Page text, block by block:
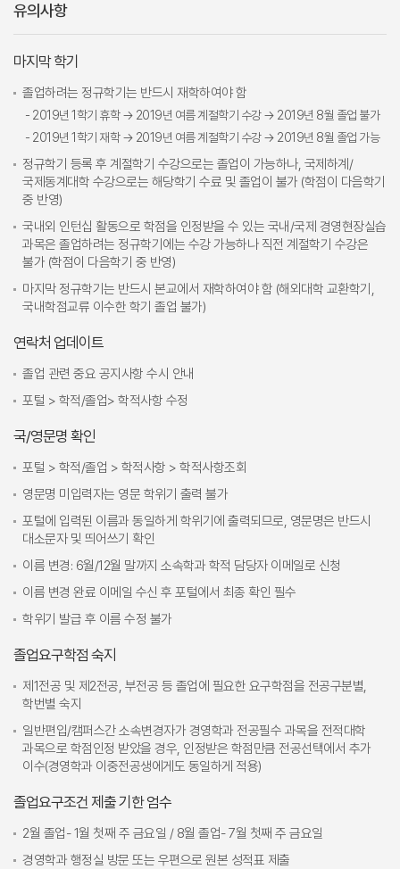
유의사항
마지막 학기
졸업하려는 정규학기는 반드시 재학하여야 함
- 2019년 1학기 휴학 → 2019년 여름 계절학기 수강 → 2019년 8월 졸업 불가
- 2019년 1학기 재학 → 2019년 여름 계절학기 수강 → 2019년 8월 졸업 가능
정규학기 등록 후 계절학기 수강으로는 졸업이 가능하나, 국제하계/
국제동계대학 수강으로는 해당학기 수료 및 졸업이 불가 (학점이 다음학기
중 반영)
국내외 인턴십 활동으로 학점을 인정받을 수 있는 국내/국제 경영현장실습
과목은 졸업하려는 정규학기에는 수강 가능하나 직전 계절학기 수강은
불가 (학점이 다음학기 중 반영)
마지막 정규학기는 반드시 본교에서 재학하여야 함 (해외대학 교환학기,
국내학점교류 이수한 학기 졸업 불가)
연락처 업데이트
졸업 관련 중요 공지사항 수시 안내
포털 > 학적/졸업> 학적사항 수정
국/영문명 확인
포털 > 학적/졸업 > 학적사항 > 학적사항조회
영문명 미입력자는 영문 학위기 출력 불가
포털에 입력된 이름과 동일하게 학위기에 출력되므로, 영문명은 반드시
대소문자 및 띄어쓰기 확인
이름 변경: 6월/12월 말까지 소속학과 학적 담당자 이메일로 신청
이름 변경 완료 이메일 수신 후 포털에서 최종 확인 필수
학위기 발급 후 이름 수정 불가
졸업요구학점 숙지
제1전공 및 제2전공, 부전공 등 졸업에 필요한 요구학점을 전공구분별,
학번별 숙지
일반편입/캠퍼스간 소속변경자가 경영학과 전공필수 과목을 전적대학
과목으로 학점인정 받았을 경우, 인정받은 학점만큼 전공선택에서 추가
이수(경영학과 이중전공생에게도 동일하게 적용)
졸업요구조건 제출 기한 엄수
2월 졸업- 1월 첫째 주 금요일 / 8월 졸업- 7월 첫째 주 금요일
경영학과 행정실 방문 또는 우편으로 원본 성적표 제출